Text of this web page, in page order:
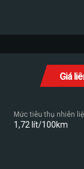
Giá
Mức tiêu thụ nhiên
1,72 lít/100km